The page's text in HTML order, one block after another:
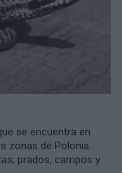
se encuentra en
zonas de Polonia.
prados, campos y